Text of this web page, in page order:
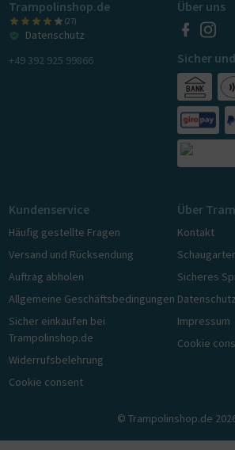
Trampolinshop.de
(27)
Datenschutz
+49 392 925 99866
Über uns
Sicher
Kundenservice
Häufig gestellte Fragen
Versand und Rücksendung
Auftrag abholen
Allgemeine Geschäftsbedingungen
Sicher einkaufen bei
Trampolinshop.de
Widerrufsbelehrung
Cookie consent
Über
Kontakt
Sicheres
Impressum
Cookie
© Trampolinshop.de